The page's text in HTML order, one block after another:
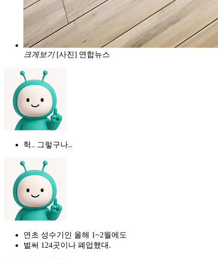
크게보기 [사진] 연합뉴스
헉.. 그렇구나..
연초 성수기인 올해 1~2월에도
벌써 124곳이나 폐업했대.